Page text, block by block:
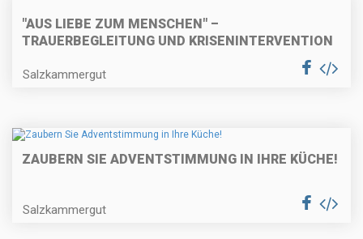
"AUS LIEBE ZUM MENSCHEN" –
TRAUERBEGLEITUNG UND KRISENINTERVENTION
Salzkammergut
ZAUBERN SIE ADVENTSTIMMUNG IN IHRE KÜCHE!
Salzkammergut